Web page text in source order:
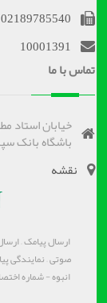
02189785540
10001391
تماس با ما
خیابان استاد
باشگاه بانک سپه ،
نقشه
ارسال پیامک –
صوتی – نمایندگی
انبوه - شماره